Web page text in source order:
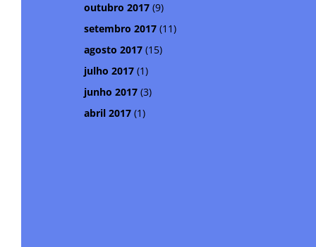
outubro 2017 (9)
setembro 2017 (11)
agosto 2017 (15)
julho 2017 (1)
junho 2017 (3)
abril 2017 (1)